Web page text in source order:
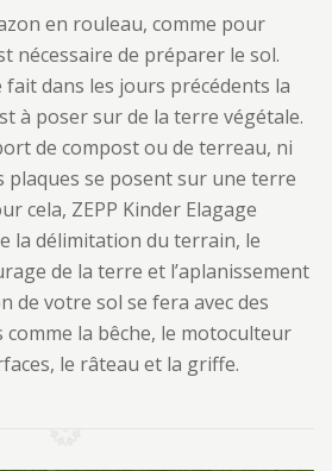
en rouleau, comme pour
nécessaire de préparer le sol.
dans les jours précédents la
à poser sur de la terre végétale.
de compost ou de terreau, ni
plaques se posent sur une terre
cela, ZEPP Kinder Elagage
la délimitation du terrain, le
de la terre et l’aplanissement
de votre sol se fera avec des
comme la bêche, le motoculteur
le râteau et la griffe.